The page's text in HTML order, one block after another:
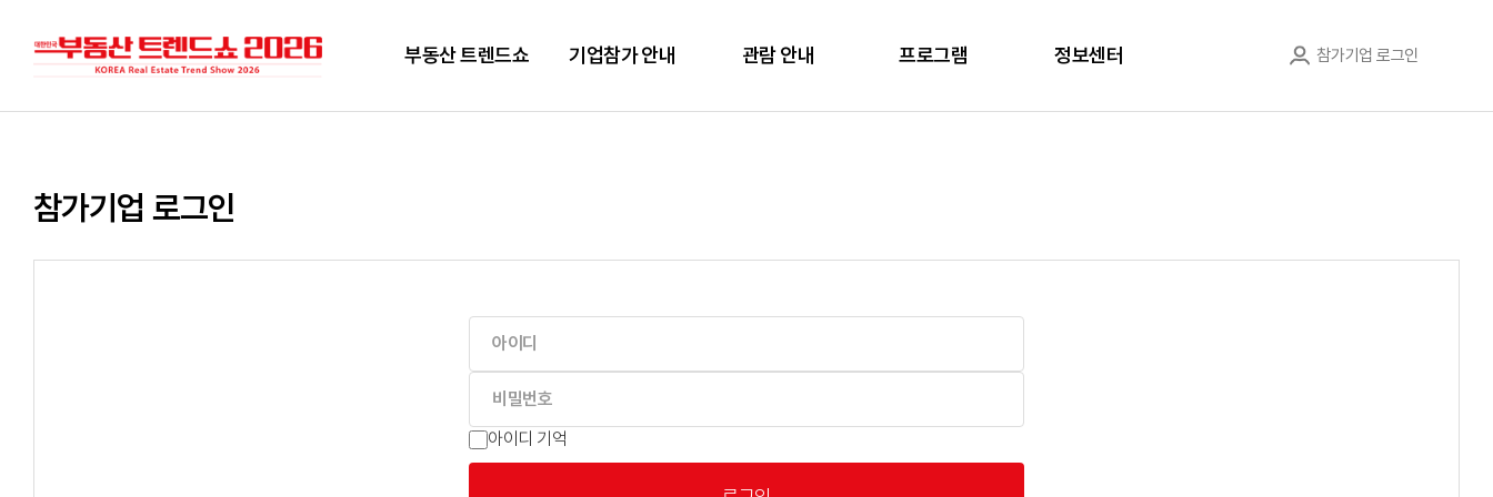
부동산 트렌드쇼 기업참가 안내 관람 안내 프로그램 정보센터 참가기업 로그인
참가기업 로그인
아이디 기억